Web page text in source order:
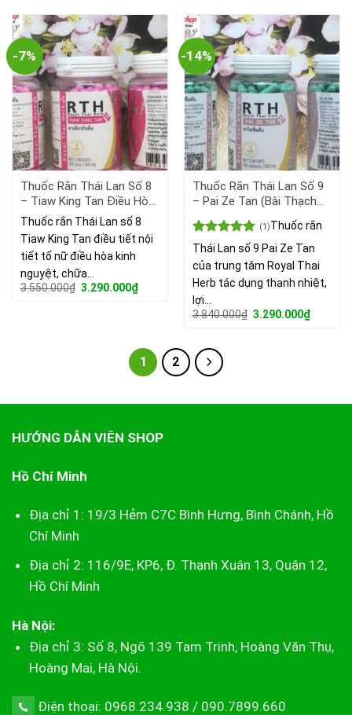
3.540.000₫.là:
3.290.000₫.
2.900.000₫.là:
-7%
Thuốc Rắn Thái Lan Số 8
– Tiaw King Tan Điều Hòa
Kinh Nguyệt, Kéo Dài Tuổi
Xuân
Thuốc rắn Thái Lan số 8
Tiaw King Tan điều tiết nội
tiết tố nữ điều hòa kinh
nguyệt, chữa…
3.550.000₫ Giá
3.290.000₫Giá
hiện
-14%
Thuốc Rắn Thái Lan Số 9
– Pai Ze Tan (Bài Thạch
Đan) Đánh Tan Sỏi Thận,
Sỏi Mật.
Được xếp
5 sao
(1)Thuốc rắn
Thái Lan số 9 Pai Ze Tan
của trung tâm Royal Thai
Herb tác dụng thanh nhiệt,
lợi…
3.840.000₫ Giá
3.290.000₫Giá
hiện
1 2
HƯỚNG DẪN VIÊN SHOP
Hồ Chí Minh
Địa chỉ 1: 19/3 Hẻm C7C Bình Hưng, Bình Chánh, Hồ
Chí Minh
Địa chỉ 2: 116/9E, KP6, Đ. Thạnh Xuân 13, Quận 12,
Hồ Chí Minh
Hà Nội:
Địa chỉ 3: Số 8, Ngõ 139 Tam Trinh, Hoàng Văn Thụ,
Hoàng Mai, Hà Nội.
Điện thoại: 0968.234.938 / 090.7899.660